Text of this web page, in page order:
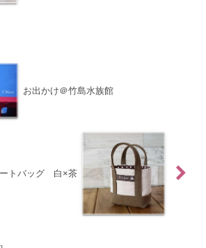
お出かけ＠竹島水族館
ートバッグ 白×茶